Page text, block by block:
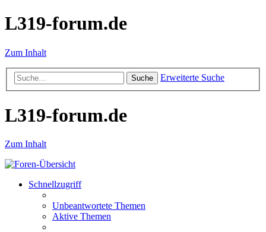
L319-forum.de
Zum Inhalt
Suche Erweiterte Suche
L319-forum.de
Zum Inhalt
Schnellzugriff
Unbeantwortete Themen
Aktive Themen